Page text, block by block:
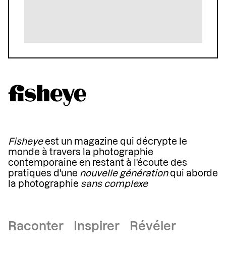
Fisheyeest un magazine qui décrypte le
monde à travers la photographie
contemporaine en restant à l'écoute des
pratiques d'une nouvelle générationqui aborde
la photographie sans complexe
Raconter Inspirer Révéler